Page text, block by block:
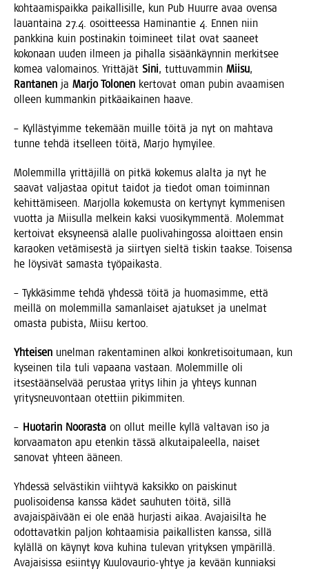
koh­taa­mis­paik­ka pai­kal­li­sil­le, kun Pub Huur­re avaa oven­sa
lau­an­tai­na 27.4. osoit­tees­sa Hami­nan­tie 4. Ennen niin
pank­ki­na kuin pos­ti­na­kin toi­mi­neet tilat ovat saa­neet
koko­naan uuden ilmeen ja pihal­la sisään­käyn­nin mer­kit­see
komea valo­mai­nos. Yrit­tä­jät Sini, tut­tu­vam­min Mii­su,
Ran­ta­nen ja Mar­jo Tolo­nen ker­to­vat oman pubin avaa­mi­sen
olleen kum­man­kin pit­kä­ai­kai­nen haave.
– Kyl­läs­tyim­me teke­mään muil­le töi­tä ja nyt on mah­ta­va
tun­ne teh­dä itsel­leen töi­tä, Mar­jo hymyilee.
Molem­mil­la yrit­tä­jil­lä on pit­kä koke­mus alal­ta ja nyt he
saa­vat val­jas­taa opi­tut tai­dot ja tie­dot oman toi­min­nan
kehit­tä­mi­seen. Mar­jol­la koke­mus­ta on ker­ty­nyt kym­me­ni­sen
vuot­ta ja Mii­sul­la mel­kein kak­si vuo­si­kym­men­tä. Molem­mat
ker­toi­vat eksy­neen­sä alal­le puo­li­va­hin­gos­sa aloit­taen ensin
karao­ken vetä­mi­ses­tä ja siir­tyen siel­tä tis­kin taak­se. Toi­sen­sa
he löy­si­vät samas­ta työpaikasta.
– Tyk­kä­sim­me teh­dä yhdes­sä töi­tä ja huo­ma­sim­me, että
meil­lä on molem­mil­la saman­lai­set aja­tuk­set ja unel­mat
omas­ta pubis­ta, Mii­su kertoo.
Yhtei­sen unel­man raken­ta­mi­nen alkoi kon­kre­ti­soi­tu­maan, kun
kysei­nen tila tuli vapaa­na vas­taan. Molem­mil­le oli
itses­tään­sel­vää perus­taa yri­tys Iihin ja yhteys kun­nan
yri­tys­neu­von­taan otet­tiin pikimmiten.
– Huo­ta­rin Noo­ras­ta on ollut meil­le kyl­lä val­ta­van iso ja
kor­vaa­ma­ton apu eten­kin täs­sä alku­tai­pa­leel­la, nai­set
sano­vat yhteen ääneen.
Yhdes­sä sel­väs­ti­kin viih­ty­vä kak­sik­ko on pais­ki­nut
puo­li­soi­den­sa kans­sa kädet sau­hu­ten töi­tä, sil­lä
ava­jais­päi­vään ei ole enää hur­jas­ti aikaa. Ava­jai­sil­ta he
odot­ta­vat­kin pal­jon koh­taa­mi­sia pai­kal­lis­ten kans­sa, sil­lä
kyläl­lä on käy­nyt kova kuhi­na tule­van yri­tyk­sen ympä­ril­lä.
Ava­jai­sis­sa esiin­tyy Kuu­lo­vau­rio-yhtye ja kevään kun­niak­si